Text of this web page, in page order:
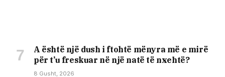
A është një dush i ftohtë mënyra më e mirë
për t’u freskuar në një natë të nxehtë?
8 Gusht, 2026